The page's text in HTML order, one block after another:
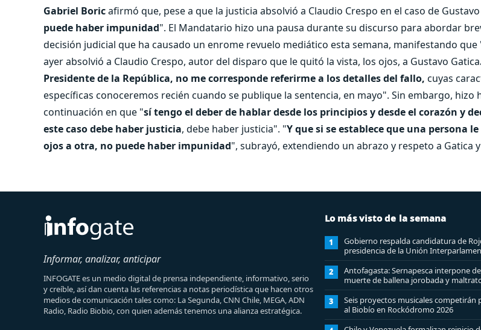
Gabriel Boricafirmó que, pese a que la justicia absolvió a Claudio Crespo en el caso de
puede haber impunidad". El Mandatario hizo una pausa durante su discurso para abordar
decisión judicial que ha causado un enrome revuelo mediático esta semana, manifestando que
ayer absolvió a Claudio Crespo, autor del disparo que le quitó la vista, los ojos, a Gustavo Gatica
Presidente de la República, no me corresponde referirme a los detalles del fallo, cuyas
específicas conoceremos recién cuando se publique la sentencia, en mayo". Sin embargo, hizo
continuación en que "sí tengo el deber de hablar desde los principios y desde el corazón y
este caso debe haber justicia, debe haber justicia". "Y que si se establece que una persona
ojos a otra, no puede haber impunidad", subrayó, extendiendo un abrazo y respeto a Gatica
Informar, analizar, anticipar
INFOGATE es un medio digital de prensa independiente, informativo, serio
y creíble, así dan cuenta las referencias a notas periodística que hacen otros
medios de comunicación tales como: La Segunda, CNN Chile, MEGA, ADN
Radio, Radio Biobio, con quien además tenemos una alianza estratégica.
Lo más visto de la semana
1
Gobierno respalda candidatura de
presidencia de la Unión
2
Antofagasta: Sernapesca interpone
muerte de ballena jorobada y
marinos
3
Seis proyectos musicales competirán
al Biobío en Rockódromo 2026